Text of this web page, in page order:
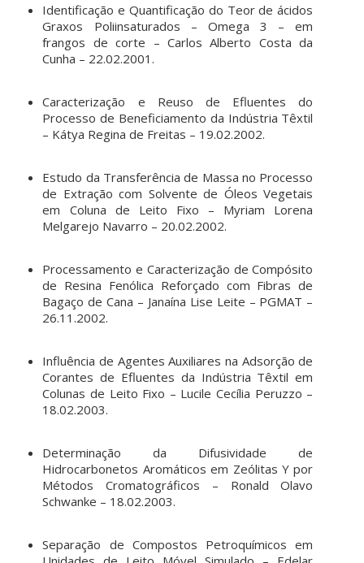
Identificação e Quantificação do Teor de ácidos
Graxos Poliinsaturados – Omega 3 – em
frangos de corte – Carlos Alberto Costa da
Cunha – 22.02.2001.
Caracterização e Reuso de Efluentes do
Processo de Beneficiamento da Indústria Têxtil
– Kátya Regina de Freitas – 19.02.2002.
Estudo da Transferência de Massa no Processo
de Extração com Solvente de Óleos Vegetais
em Coluna de Leito Fixo – Myriam Lorena
Melgarejo Navarro – 20.02.2002.
Processamento e Caracterização de Compósito
de Resina Fenólica Reforçado com Fibras de
Bagaço de Cana – Janaína Lise Leite – PGMAT –
26.11.2002.
Influência de Agentes Auxiliares na Adsorção de
Corantes de Efluentes da Indústria Têxtil em
Colunas de Leito Fixo – Lucile Cecília Peruzzo –
18.02.2003.
Determinação da Difusividade de
Hidrocarbonetos Aromáticos em Zeólitas Y por
Métodos Cromatográficos – Ronald Olavo
Schwanke – 18.02.2003.
Separação de Compostos Petroquímicos em